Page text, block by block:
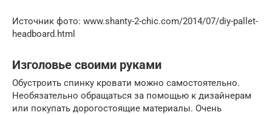
Источник фото: www.shanty-2-chic.com/2014/07/diy-pallet-
headboard.html
Изголовье своими руками
Обустроить спинку кровати можно самостоятельно.
Необязательно обращаться за помощью к дизайнерам
или покупать дорогостоящие материалы. Очень